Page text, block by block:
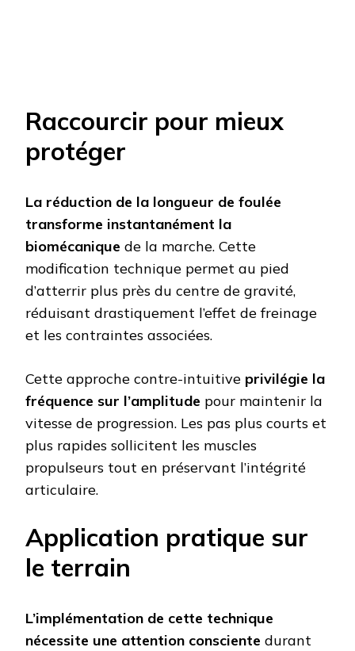
Raccourcir pour mieux
protéger
La réduction de la longueur de foulée
transforme instantanément la
biomécanique de la marche. Cette
modification technique permet au pied
d’atterrir plus près du centre de gravité,
réduisant drastiquement l’effet de freinage
et les contraintes associées.
Cette approche contre-intuitive privilégie la
fréquence sur l’amplitude pour maintenir la
vitesse de progression. Les pas plus courts et
plus rapides sollicitent les muscles
propulseurs tout en préservant l’intégrité
articulaire.
Application pratique sur
le terrain
L’implémentation de cette technique
nécessite une attention consciente durant